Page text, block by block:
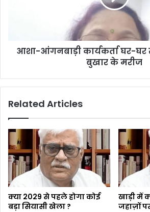
आशा-आंगनबाड़ी कार्यकर्ता घर-घर
बुखार के मरीज
Related Articles
क्या 2029 से पहले होगा कोई
बड़ा सियासी खेला ?
खाड़ी में
जहाज़ों